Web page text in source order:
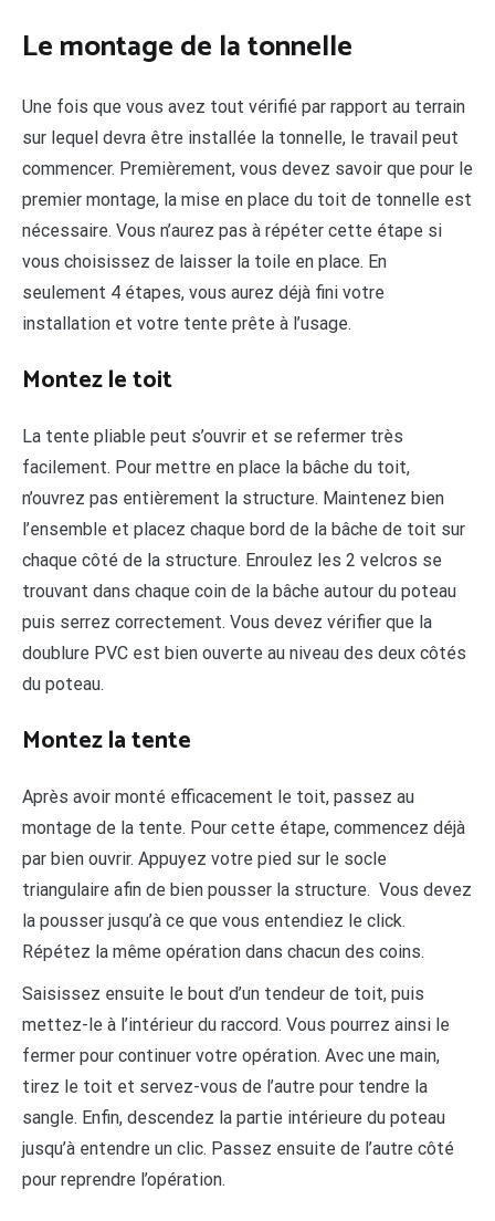
Le montage de la tonnelle
Une fois que vous avez tout vérifié par rapport au terrain
sur lequel devra être installée la tonnelle, le travail peut
commencer. Premièrement, vous devez savoir que pour le
premier montage, la mise en place du toit de tonnelle est
nécessaire. Vous n’aurez pas à répéter cette étape si
vous choisissez de laisser la toile en place. En
seulement 4 étapes, vous aurez déjà fini votre
installation et votre tente prête à l’usage.
Montez le toit
La tente pliable peut s’ouvrir et se refermer très
facilement. Pour mettre en place la bâche du toit,
n’ouvrez pas entièrement la structure. Maintenez bien
l’ensemble et placez chaque bord de la bâche de toit sur
chaque côté de la structure. Enroulez les 2 velcros se
trouvant dans chaque coin de la bâche autour du poteau
puis serrez correctement. Vous devez vérifier que la
doublure PVC est bien ouverte au niveau des deux côtés
du poteau.
Montez la tente
Après avoir monté efficacement le toit, passez au
montage de la tente. Pour cette étape, commencez déjà
par bien ouvrir. Appuyez votre pied sur le socle
triangulaire afin de bien pousser la structure. Vous devez
la pousser jusqu’à ce que vous entendiez le click.
Répétez la même opération dans chacun des coins.
Saisissez ensuite le bout d’un tendeur de toit, puis
mettez-le à l’intérieur du raccord. Vous pourrez ainsi le
fermer pour continuer votre opération. Avec une main,
tirez le toit et servez-vous de l’autre pour tendre la
sangle. Enfin, descendez la partie intérieure du poteau
jusqu’à entendre un clic. Passez ensuite de l’autre côté
pour reprendre l’opération.